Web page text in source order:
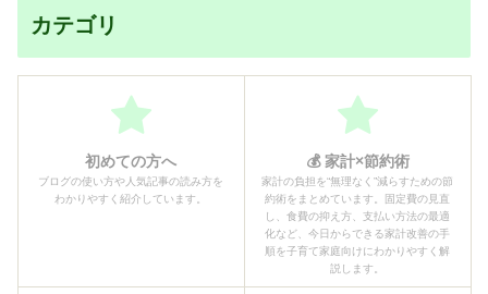
15位
カテゴリ
初めての方へ
ブログの使い方や人気記事の読み方を
わかりやすく紹介しています。
💰 家計×節約術
家計の負担を“無理なく”減らすための節
約術をまとめています。固定費の見直
し、食費の抑え方、支払い方法の最適
化など、今日からできる家計改善の手
順を子育て家庭向けにわかりやすく解
説します。